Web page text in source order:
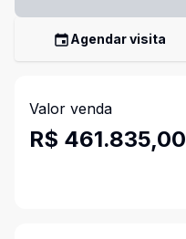
Agendar visita
Valor venda
R$ 461.835,00